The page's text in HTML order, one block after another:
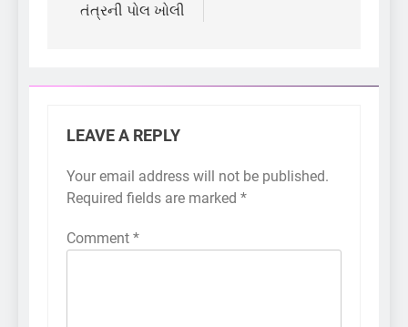
તંત્રની પોલ ખોલી
LEAVE A REPLY
Your email address will not be published.
Required fields are marked *
Comment *